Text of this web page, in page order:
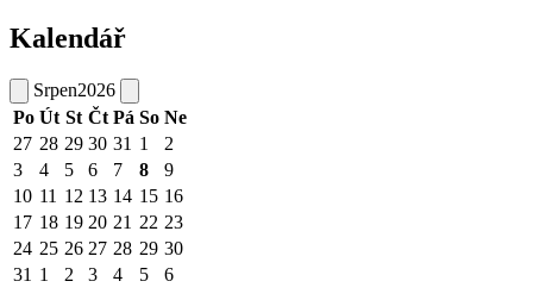
Kalendář
Srpen2026
Po Út St Čt Pá So Ne
27 28 29 30 31 1
2
3
4 5 6 7 8
9
10 11 12 13 14 15 16
17 18 19 20 21 22 23
24 25 26 27 28 29 30
31 1 2 3 4 5 6